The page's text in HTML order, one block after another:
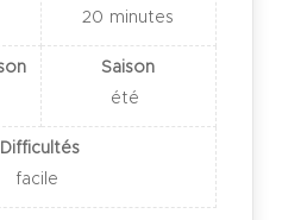
20 minutes
Saison
été
Difficultés
facile